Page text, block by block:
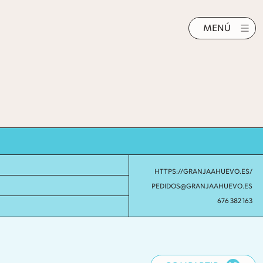
MENÚ
HTTPS://GRANJAAHUEVO.ES/
PEDIDOS@GRANJAAHUEVO.ES
676 382 163